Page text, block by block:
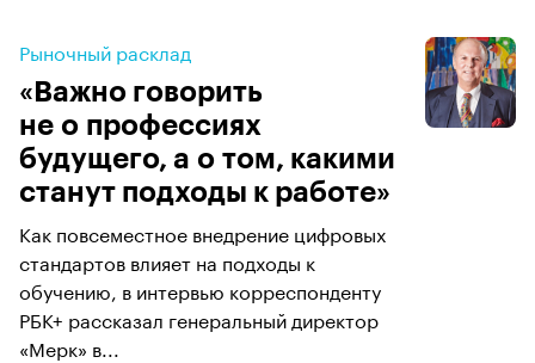
Рыночный расклад
«Важно говорить
не о профессиях
будущего, а о том, какими
станут подходы к работе»
Как повсеместное внедрение цифровых
стандартов влияет на подходы к
обучению, в интервью корреспонденту
РБК+ рассказал генеральный директор
«Мерк» в...